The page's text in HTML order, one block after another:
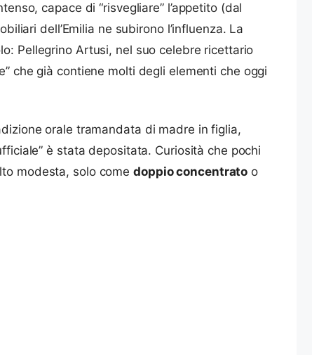
capace di “risvegliare” l’appetito (dal
dell’Emilia ne subirono l’influenza. La
Pellegrino Artusi, nel suo celebre ricettario
che già contiene molti degli elementi che oggi
orale tramandata di madre in figlia,
è stata depositata. Curiosità che pochi
modesta, solo comedoppio concentrato o